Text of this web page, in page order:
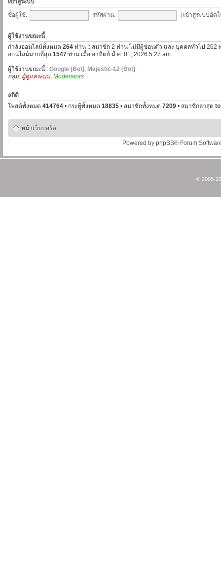
เข้าสู่ระบบ
ชื่อผู้ใช้:
รหัสผ่าน: เข้าสู่ระบบอัต
ผู้ใช้งานขณะนี้
กำลังออนไลน์ทั้งหมด 264 ท่าน :: สมาชิก 2 ท่าน ไม่มีผู้ซ่อนตัว และ บุคคลทั่วไป 262
ออนไลน์มากที่สุด 1547 ท่าน เมื่อ อาทิตย์ มี.ค. 01, 2026 5:27 am
ผู้ใช้งานขณะนี้ : Google [Bot] , Majestic-12 [Bot]
กลุ่ม: ผู้ดูแลระบบ, Moderators
สถิติ
โพสต์ทั้งหมด 414764 • กระทู้ทั้งหมด 18835 • สมาชิกทั้งหมด 7209 • สมาชิกล่าสุด
หน้าเว็บบอร์ด
Powered by phpBB® Forum
© 2005-